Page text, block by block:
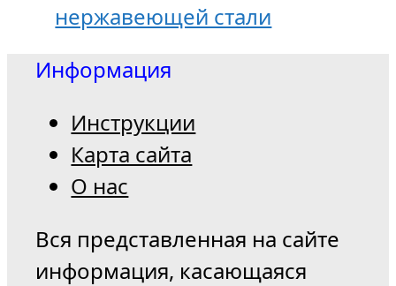
нержавеющей стали
Информация
Инструкции
Карта сайта
О нас
Вся представленная на сайте
информация, касающаяся